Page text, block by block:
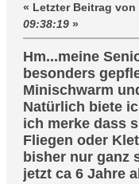
« Letzter Beitrag von
09:38:19 »
Hm...meine
besonders
Minischwarm
Natürlich biete
ich merke dass
Fliegen oder
bisher nur ganz
jetzt ca 6 Jahre